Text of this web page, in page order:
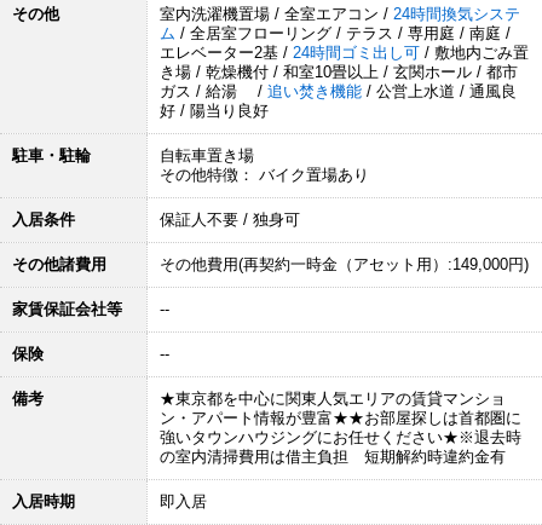
その他 室内洗濯機置場 / 全室エアコン / 24時間換気システ
ム / 全居室フローリング / テラス / 専用庭 / 南庭 /
エレベーター2基 / 24時間ゴミ出し可 / 敷地内ごみ置
き場 / 乾燥機付 / 和室10畳以上 / 玄関ホール / 都市
ガス / 給湯 / 追い焚き機能 / 公営上水道 / 通風良
好 / 陽当り良好
駐車・駐輪
自転車置き場
その他特徴： バイク置場あり
入居条件 保証人不要 / 独身可
その他諸費用 その他費用(再契約一時金（アセット用）:149,000円)
家賃保証会社等 --
保険 --
備考
★東京都を中心に関東人気エリアの賃貸マンショ
ン・アパート情報が豊富★★お部屋探しは首都圏に
強いタウンハウジングにお任せください★※退去時
の室内清掃費用は借主負担 短期解約時違約金有
入居時期 即入居